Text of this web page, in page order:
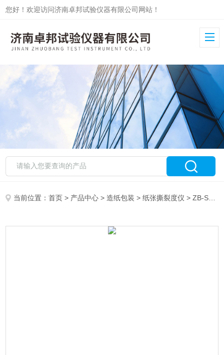
您好！欢迎访问济南卓邦试验仪器有限公司网站！
当前位置：首页 > 产品中心 >造纸包装 >纸张撕裂度仪 > ZB-SL薄膜撕裂度仪